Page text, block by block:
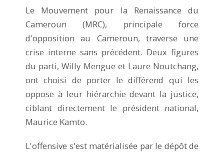
Le Mouvement pour la Renaissance du
Cameroun (MRC), principale force
d'opposition au Cameroun, traverse une
crise interne sans précédent. Deux figures
du parti, Willy Mengue et Laure Noutchang,
ont choisi de porter le différend qui les
oppose à leur hiérarchie devant la justice,
ciblant directement le président national,
Maurice Kamto.
L'offensive s'est matérialisée par le dépôt de